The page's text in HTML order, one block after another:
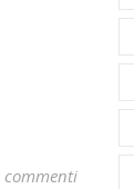
commenti